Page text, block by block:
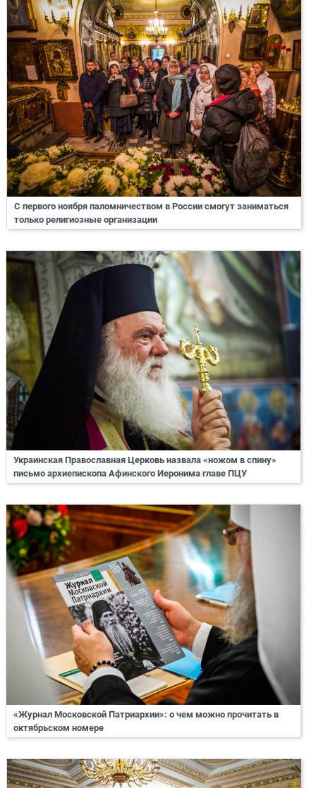
С первого ноября паломничеством в России смогут заниматься
только религиозные организации
Украинская Православная Церковь назвала «ножом в спину»
письмо архиепископа Афинского Иеронима главе ПЦУ
«Журнал Московской Патриархии»: о чем можно прочитать в
октябрьском номере